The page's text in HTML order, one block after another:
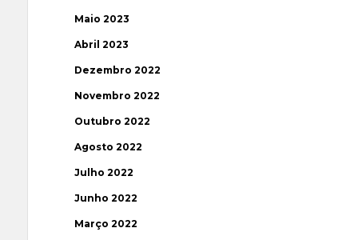
Maio 2023
Abril 2023
Dezembro 2022
Novembro 2022
Outubro 2022
Agosto 2022
Julho 2022
Junho 2022
Março 2022